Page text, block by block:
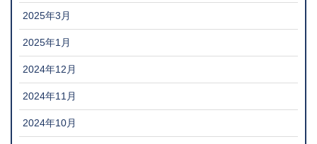
2025年3月
2025年1月
2024年12月
2024年11月
2024年10月